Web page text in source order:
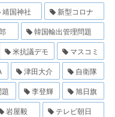
靖国神社
新型コロナ
韓国輸出管理問題
米抗議デモ
マスコミ
津田大介
自衛隊
李登輝
旭日旗
岩屋毅
テレビ朝日